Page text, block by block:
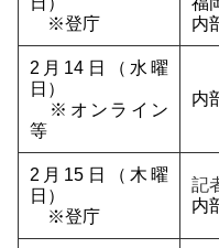
※登庁
内
2月14日（水曜
日）
※オンライン
等
内
2月15日（木曜
日）
※登庁
記
内